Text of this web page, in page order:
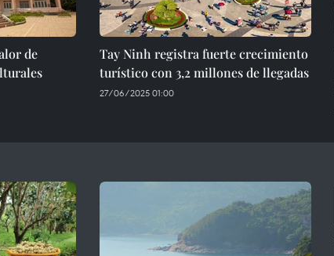
de
Tay Ninh registra fuerte crecimiento
turístico con 3,2 millones de llegadas
27/06/2025 01:00